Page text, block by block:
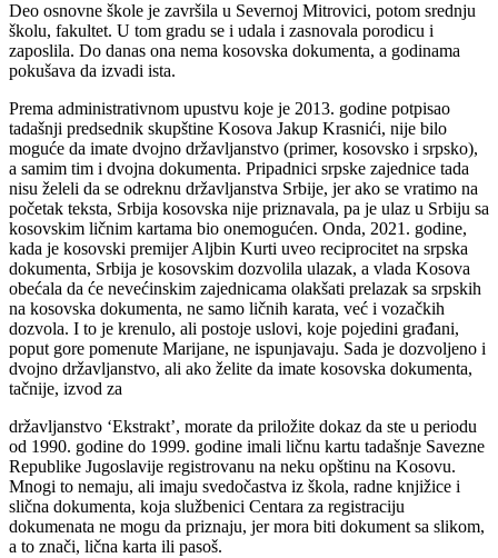
Deo osnovne škole je završila u Severnoj Mitrovici, potom srednju
školu, fakultet. U tom gradu se i udala i zasnovala porodicu i
zaposlila. Do danas ona nema kosovska dokumenta, a godinama
pokušava da izvadi ista.
Prema administrativnom upustvu koje je 2013. godine potpisao
tadašnji predsednik skupštine Kosova Jakup Krasnići, nije bilo
moguće da imate dvojno državljanstvo (primer, kosovsko i srpsko),
a samim tim i dvojna dokumenta. Pripadnici srpske zajednice tada
nisu želeli da se odreknu državljanstva Srbije, jer ako se vratimo na
početak teksta, Srbija kosovska nije priznavala, pa je ulaz u Srbiju sa
kosovskim ličnim kartama bio onemogućen. Onda, 2021. godine,
kada je kosovski premijer Aljbin Kurti uveo reciprocitet na srpska
dokumenta, Srbija je kosovskim dozvolila ulazak, a vlada Kosova
obećala da će nevećinskim zajednicama olakšati prelazak sa srpskih
na kosovska dokumenta, ne samo ličnih karata, već i vozačkih
dozvola. I to je krenulo, ali postoje uslovi, koje pojedini građani,
poput gore pomenute Marijane, ne ispunjavaju. Sada je dozvoljeno i
dvojno državljanstvo, ali ako želite da imate kosovska dokumenta,
tačnije, izvod za
državljanstvo ‘Ekstrakt’, morate da priložite dokaz da ste u periodu
od 1990. godine do 1999. godine imali ličnu kartu tadašnje Savezne
Republike Jugoslavije registrovanu na neku opštinu na Kosovu.
Mnogi to nemaju, ali imaju svedočastva iz škola, radne knjižice i
slična dokumenta, koja službenici Centara za registraciju
dokumenata ne mogu da priznaju, jer mora biti dokument sa slikom,
a to znači, lična karta ili pasoš.